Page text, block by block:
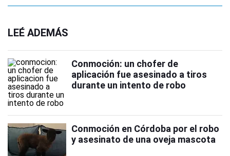
LEÉ ADEMÁS
Conmoción: un chofer de
aplicación fue asesinado a tiros
durante un intento de robo
Conmoción en Córdoba por el robo
y asesinato de una oveja mascota